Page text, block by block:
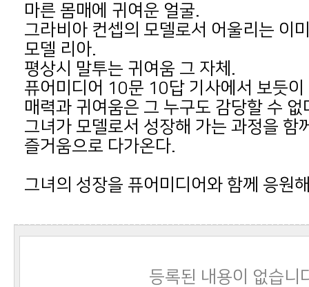
마른 몸매에 귀여운 얼굴.
모델 리아.
평상시 말투는 귀여움 그 자체.
매력과 귀여움은 그 누구도 감당할 수 없
즐거움으로 다가온다.
그녀의 성장을 퓨어미디어와 함께 응원
등록된 내용이 없습니